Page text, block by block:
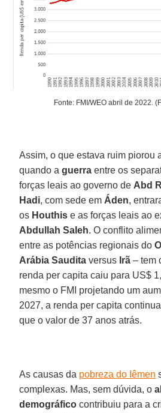
Fonte: FMI/WEO abril de 2022.
Assim, o que estava ruim piorou
quando aguerra entre os
forças leais ao governo de Abd
Hadi, com sede em Áden,
os Houthis e as forças leais ao
Abdullah Saleh. O conflito
entre as potências regionais do
Arábia Saudita versus Irã – tem
renda per capita caiu para US$
mesmo o FMI projetando um
2027, a renda per capita
que o valor de 37 anos atrás.
As causas da pobreza do Iêmen
complexas. Mas, sem dúvida, o
demográfico contribuiu para a